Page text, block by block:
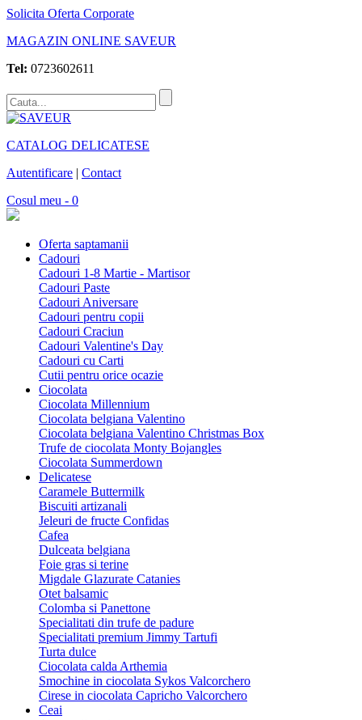
Solicita Oferta Corporate
MAGAZIN ONLINE SAVEUR
Tel: 0723602611
CATALOG DELICATESE
Autentificare | Contact
Cosul meu - 0
Oferta saptamanii
Cadouri
Cadouri 1-8 Martie - Martisor
Cadouri Paste
Cadouri Aniversare
Cadouri pentru copii
Cadouri Craciun
Cadouri Valentine's Day
Cadouri cu Carti
Cutii pentru orice ocazie
Ciocolata
Ciocolata Millennium
Ciocolata belgiana Valentino
Ciocolata belgiana Valentino Christmas Box
Trufe de ciocolata Monty Bojangles
Ciocolata Summerdown
Delicatese
Caramele Buttermilk
Biscuiti artizanali
Jeleuri de fructe Confidas
Cafea
Dulceata belgiana
Foie gras si terine
Migdale Glazurate Catanies
Otet balsamic
Colomba si Panettone
Specialitati din trufe de padure
Specialitati premium Jimmy Tartufi
Turta dulce
Ciocolata calda Arthemia
Smochine in ciocolata Sykos Valcorchero
Cirese in ciocolata Capricho Valcorchero
Ceai